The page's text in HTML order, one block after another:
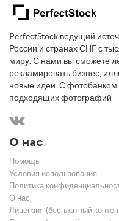
PerfectStock ведущий
России и странах СНГ с
миру. С нами вы сможете
рекламировать бизнес,
новые идеи. С фотобанком
подходящих фотографий —
О нас
Помощь
Условия использования
Политика
О нас
Лицензия (бесплатный